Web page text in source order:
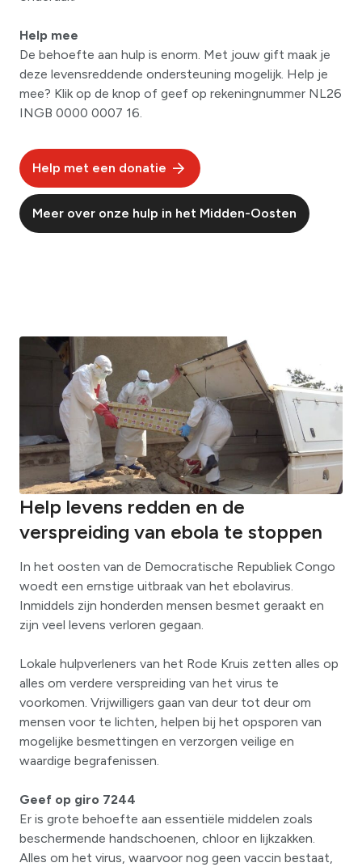
Help mee
De behoefte aan hulp is enorm. Met jouw gift maak je
deze levensreddende ondersteuning mogelijk. Help je
mee? Klik op de knop of geef op rekeningnummer NL26
INGB 0000 0007 16.
Help met een donatie
Meer over onze hulp in het Midden-Oosten
Help levens redden en de
verspreiding van ebola te stoppen
In het oosten van de Democratische Republiek Congo
woedt een ernstige uitbraak van het ebolavirus.
Inmiddels zijn honderden mensen besmet geraakt en
zijn veel levens verloren gegaan.
Lokale hulpverleners van het Rode Kruis zetten alles op
alles om verdere verspreiding van het virus te
voorkomen. Vrijwilligers gaan van deur tot deur om
mensen voor te lichten, helpen bij het opsporen van
mogelijke besmettingen en verzorgen veilige en
waardige begrafenissen.
Geef op giro 7244
Er is grote behoefte aan essentiële middelen zoals
beschermende handschoenen, chloor en lijkzakken.
Alles om het virus, waarvoor nog geen vaccin bestaat,